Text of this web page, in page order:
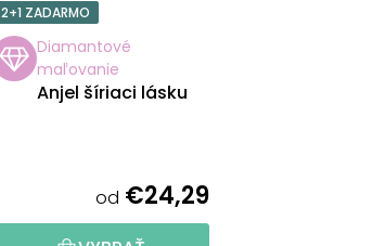
2+1 ZADARMO
Diamantové
maľovanie
Anjel šíriaci lásku
Priemerné
hodnotenie
od €24,29